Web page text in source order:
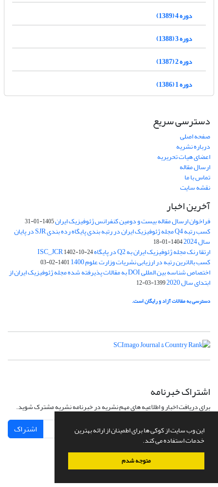
این وب سایت از کوکی ها برای اطمینان از ارائه بهترین
خدمات استفاده می کند.
متوجه شدم
دوره 4 (1389)
دوره 3 (1388)
دوره 2 (1387)
دوره 1 (1386)
دسترسی سریع
صفحه اصلی
درباره نشریه
اعضای هیات تحریریه
ارسال مقاله
تماس با ما
نقشه سایت
آخرین اخبار
فراخوان ارسال مقاله بیست و دومین کنفرانس ژئوفیزیک ایران1405-01-31
کسب رتبه Q4 مجله ژئوفیزیک ایران در رتبه بندی پایگاه رده بندی SJR در پایان
سال 2024 1404-01-18
ارتقا رنک مجله ژئوفیزیک ایران به Q2 در پایگاه ISC_JCR 1402-10-24
کسب بالاترین رتبه در ارزیابی نشریات وزارت علوم 1400 1401-02-03
اختصاص شناسه بین المللی DOI به مقالات پذیرفته شده مجله ژئوفیزیک ایران از
ابتدای سال 2020 1399-03-12
دسترسی به مقالات آزاد و رایگان است.
اشتراک خبرنامه
برای دریافت اخبار و اطلاعیه های مهم نشریه در خبرنامه نشریه مشترک شوید.
اشتراک
سامانه مدیریت نشریات علمی.طراحی و پیاده سازی ازسیناوب